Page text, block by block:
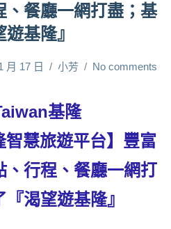
、餐廳一網打盡；基
基隆』
月 17 日 小芳 No comments
基隆
慧旅遊平台】豐富
、行程、餐廳一網打
渴望遊基隆』